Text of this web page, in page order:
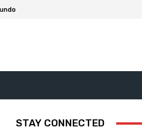
STAY CONNECTED